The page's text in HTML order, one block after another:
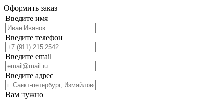
Оформить заказ
Введите имя
Введите телефон
Введите email
Введите адрес
Вам нужно